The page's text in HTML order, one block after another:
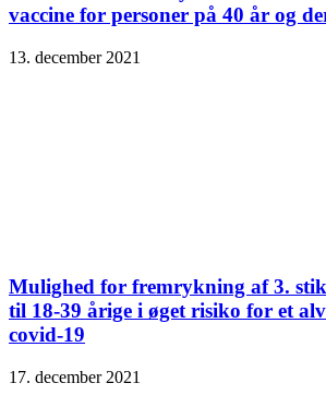
vaccine for personer på 40 år og
13. december 2021
Mulighed for fremrykning af 3.
til 18-39 årige i øget risiko for et
covid-19
17. december 2021